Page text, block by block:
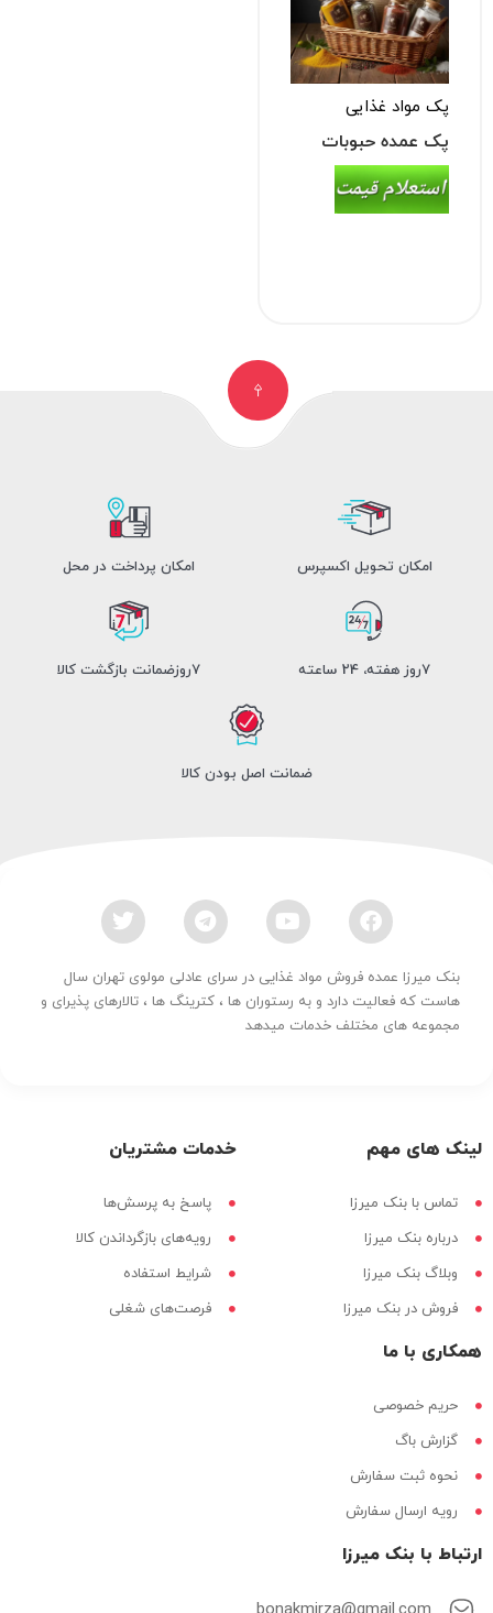
پک مواد غذایی
پک عمده حبوبات
(عدس، لپه، نخود)
امکان تحویل اکسپرس امکان پرداخت در محل
7روز هفته، 24 ساعته 7روزضمانت بازگشت کالا
ضمانت اصل بودن کالا
بنک میرزا عمده فروش مواد غذایی در سرای عادلی مولوی تهران سال
هاست که فعالیت دارد و به رستوران ها ، کترینگ ها ، تالارهای پذیرای و
مجموعه های مختلف خدمات میدهد
لینک های مهم
تماس با بنک میرزا
درباره بنک میرزا
وبلاگ بنک میرزا
فروش در بنک میرزا
خدمات مشتریان
پاسخ به پرسش‌ها
رویه‌های بازگرداندن کالا
شرایط استفاده
فرصت‌های شغلی
همکاری با ما
حریم خصوصی
گزارش باگ
نحوه ثبت سفارش
رویه ارسال سفارش
ارتباط با بنک میرزا